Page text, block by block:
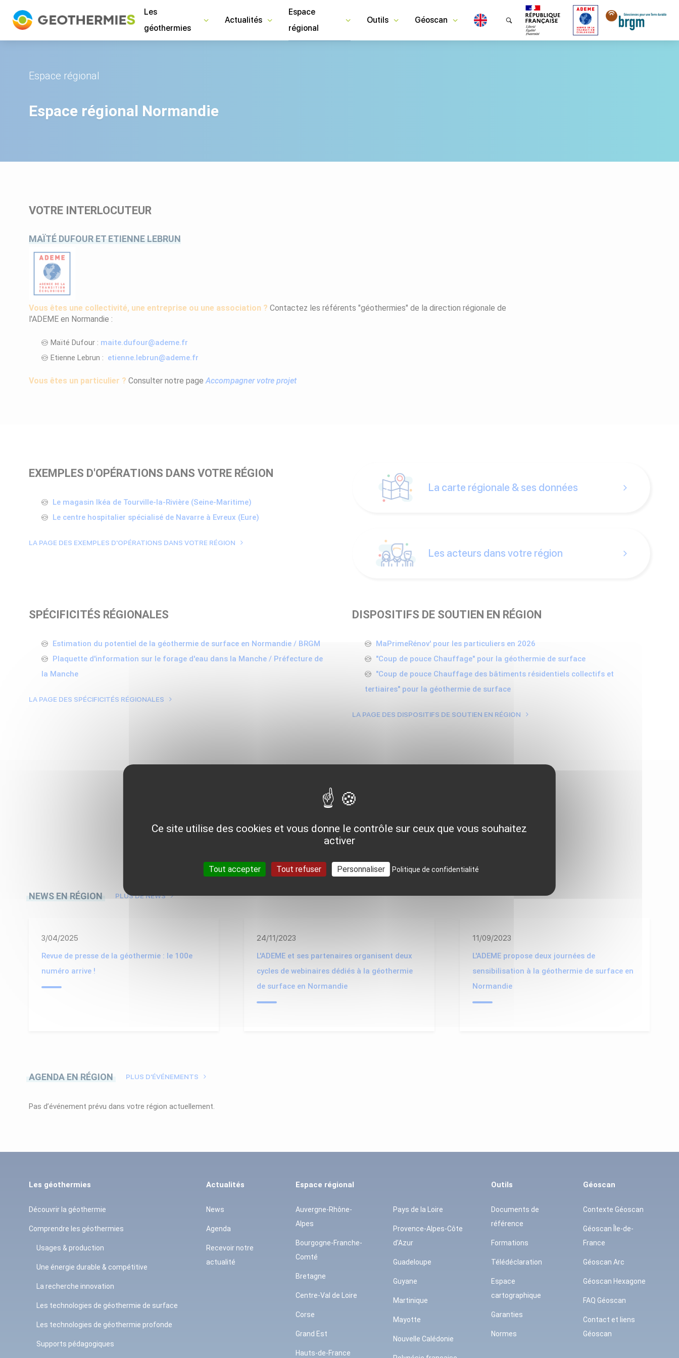
Les
géothermies
Actualités
Espace
régional
Outils Géoscan
Espace régional
Espace régional Normandie
VOTRE INTERLOCUTEUR
MAÏTÉ DUFOUR ET ETIENNE LEBRUN
Vous êtes une collectivité, une entreprise ou une association ? Contactez les référents "géothermies" de la direction régionale de
l'ADEME en Normandie :
Maïté Dufour : maite.dufour@ademe.fr
Etienne Lebrun : etienne.lebrun@ademe.fr
Vous êtes un particulier ? Consulter notre pageAccompagner votre projet
EXEMPLES D'OPÉRATIONS DANS VOTRE RÉGION
Le magasin Ikéa de Tourville-la-Rivière (Seine-Maritime)
Le centre hospitalier spécialisé de Navarre à Evreux (Eure)
LA PAGE DES EXEMPLES D'OPÉRATIONS DANS VOTRE RÉGION
La carte régionale & ses données
Les acteurs dans votre région
SPÉCIFICITÉS RÉGIONALES
Estimation du potentiel de la géothermie de surface en Normandie / BRGM
Plaquette d'information sur le forage d'eau dans la Manche / Préfecture de
la Manche
LA PAGE DES SPÉCIFICITÉS RÉGIONALES
DISPOSITIFS DE SOUTIEN EN RÉGION
MaPrimeRénov' pour les particuliers en 2026
"Coup de pouce Chauffage" pour la géothermie de surface
"Coup de pouce Chauffage des bâtiments résidentiels collectifs et
tertiaires" pour la géothermie de surface
LA PAGE DES DISPOSITIFS DE SOUTIEN EN RÉGION
ACTUALITÉS RÉGIONALES
NEWS EN RÉGION PLUS DE NEWS
3/04/2025
Revue de presse de la géothermie : le 100e
numéro arrive !
24/11/2023
L'ADEME et ses partenaires organisent deux
cycles de webinaires dédiés à la géothermie
de surface en Normandie
11/09/2023
L'ADEME propose deux journées de
sensibilisation à la géothermie de surface en
Normandie
AGENDA EN RÉGION PLUS D'ÉVÉNEMENTS
Pas d’événement prévu dans votre région actuellement.
Les géothermies
Découvrir la géothermie
Comprendre les géothermies
Usages & production
Une énergie durable & compétitive
La recherche innovation
Les technologies de géothermie de surface
Les technologies de géothermie profonde
Supports pédagogiques
Actualités
News
Agenda
Recevoir notre
actualité
Espace régional
Auvergne-Rhône-
Alpes
Bourgogne-Franche-
Comté
Bretagne
Centre-Val de Loire
Corse
Grand Est
Hauts-de-France
Pays de la Loire
Provence-Alpes-Côte
d’Azur
Guadeloupe
Guyane
Martinique
Mayotte
Nouvelle Calédonie
Outils
Documents de
référence
Formations
Télédéclaration
Espace
cartographique
Garanties
Normes
Géoscan
Contexte Géoscan
Géoscan Île-de-
France
Géoscan Arc
Géoscan Hexagone
FAQ Géoscan
Contact et liens
Géoscan
Ce site utilise des cookies et vous donne le contrôle sur ceux que vous souhaitez
activer
Tout accepter Tout refuser Personnaliser Politique de confidentialité